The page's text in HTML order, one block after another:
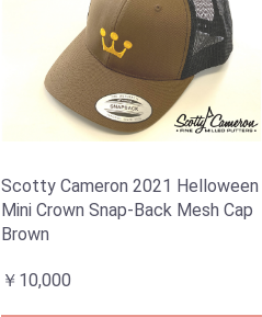
Scotty Cameron 2021 Helloween
Mini Crown Snap-Back Mesh Cap
Brown
￥10,000